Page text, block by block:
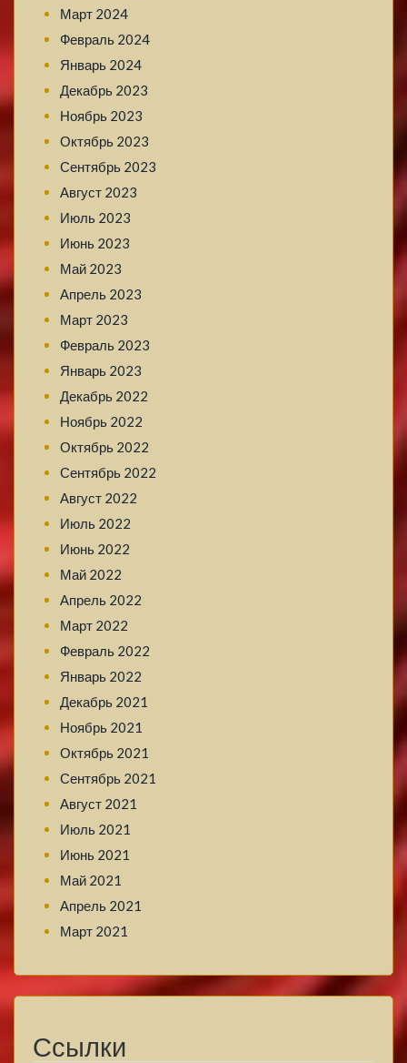
Март 2024
Февраль 2024
Январь 2024
Декабрь 2023
Ноябрь 2023
Октябрь 2023
Сентябрь 2023
Август 2023
Июль 2023
Июнь 2023
Май 2023
Апрель 2023
Март 2023
Февраль 2023
Январь 2023
Декабрь 2022
Ноябрь 2022
Октябрь 2022
Сентябрь 2022
Август 2022
Июль 2022
Июнь 2022
Май 2022
Апрель 2022
Март 2022
Февраль 2022
Январь 2022
Декабрь 2021
Ноябрь 2021
Октябрь 2021
Сентябрь 2021
Август 2021
Июль 2021
Июнь 2021
Май 2021
Апрель 2021
Март 2021
Ссылки